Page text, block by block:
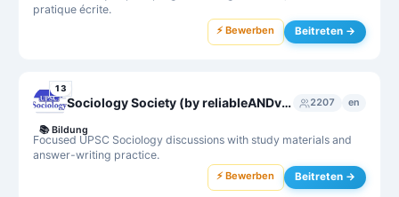
pratique écrite.
⚡ Bewerben Beitreten →
13
Sociology Society (by reliableANDvalid) 2207 en
Focused UPSC Sociology discussions with study materials and
answer-writing practice.
📚 Bildung
⚡ Bewerben Beitreten →